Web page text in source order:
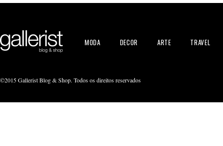
MODA DECOR ARTE TRAVEL
©2015 Gallerist Blog & Shop. Todos os direitos reservados